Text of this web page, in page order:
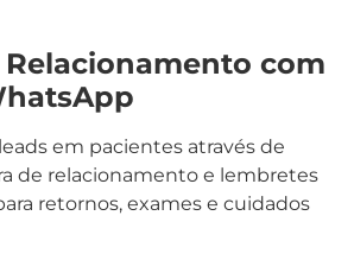
com
em pacientes através de
de relacionamento e lembretes
retornos, exames e cuidados